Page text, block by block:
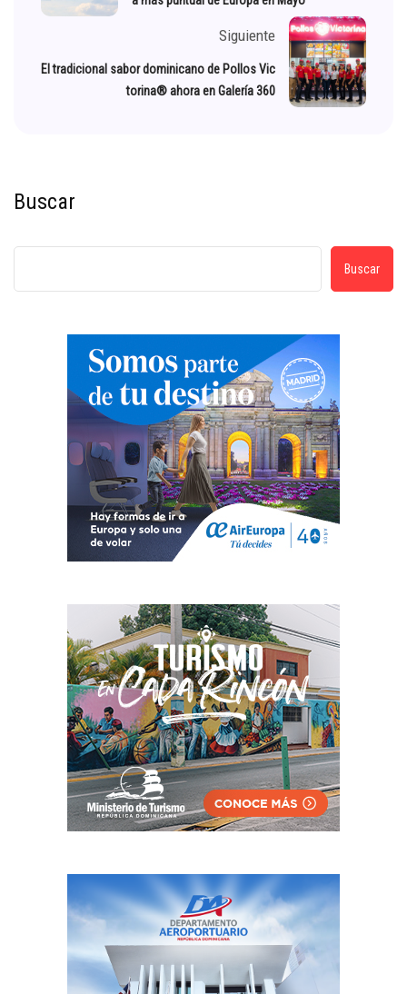
Siguiente
El tradicional sabor dominicano de Pollos Vic
torina® ahora en Galería 360
Buscar
Buscar